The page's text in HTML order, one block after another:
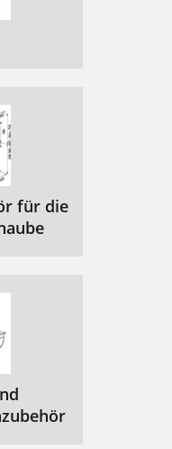
für die